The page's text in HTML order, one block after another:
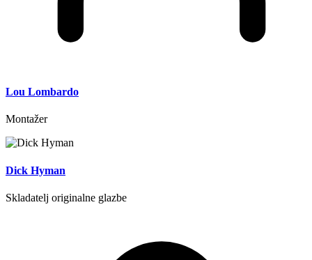
Lou Lombardo
Montažer
Dick Hyman
Skladatelj originalne glazbe